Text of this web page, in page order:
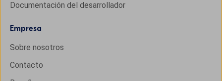
Documentación del desarrollador
Empresa
Sobre nosotros
Contacto